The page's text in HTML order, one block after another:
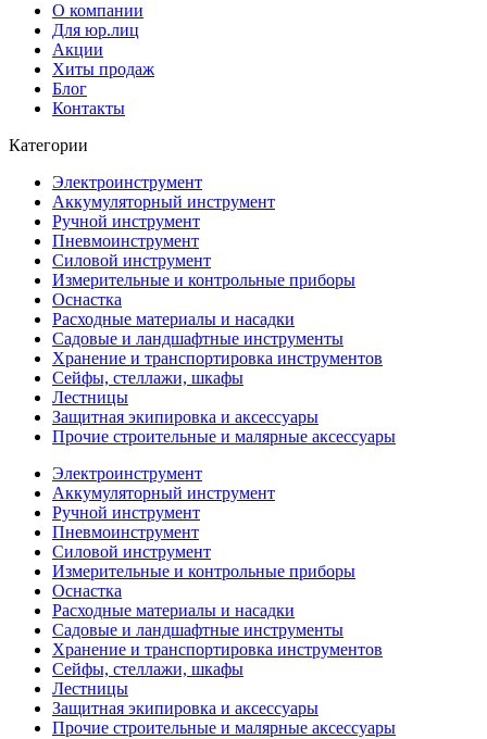
О компании
Для юр.лиц
Акции
Хиты продаж
Блог
Контакты
Категории
Электроинструмент
Аккумуляторный инструмент
Ручной инструмент
Пневмоинструмент
Силовой инструмент
Измерительные и контрольные приборы
Оснастка
Расходные материалы и насадки
Садовые и ландшафтные инструменты
Хранение и транспортировка инструментов
Сейфы, стеллажи, шкафы
Лестницы
Защитная экипировка и аксессуары
Прочие строительные и малярные аксессуары
Электроинструмент
Аккумуляторный инструмент
Ручной инструмент
Пневмоинструмент
Силовой инструмент
Измерительные и контрольные приборы
Оснастка
Расходные материалы и насадки
Садовые и ландшафтные инструменты
Хранение и транспортировка инструментов
Сейфы, стеллажи, шкафы
Лестницы
Защитная экипировка и аксессуары
Прочие строительные и малярные аксессуары